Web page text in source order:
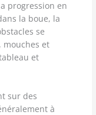
progression en
la boue, la
se
mouches et
et
sur des
à